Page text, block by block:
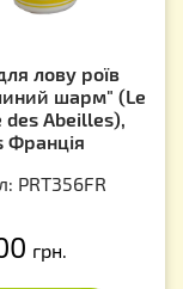
лову роїв
шарм" (Le
des Abeilles),
Франція
PRT356FR
грн.